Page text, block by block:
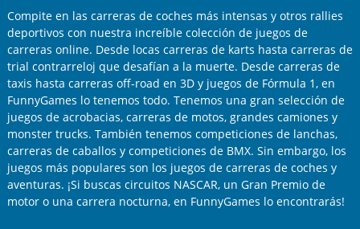
Compite en las carreras de coches más intensas y otros rallies
deportivos con nuestra increíble colección de juegos de
carreras online. Desde locas carreras de karts hasta carreras de
trial contrarreloj que desafían a la muerte. Desde carreras de
taxis hasta carreras off-road en 3D y juegos de Fórmula 1, en
FunnyGames lo tenemos todo. Tenemos una gran selección de
juegos de acrobacias, carreras de motos, grandes camiones y
monster trucks. También tenemos competiciones de lanchas,
carreras de caballos y competiciones de BMX. Sin embargo, los
juegos más populares son los juegos de carreras de coches y
aventuras. ¡Si buscas circuitos NASCAR, un Gran Premio de
motor o una carrera nocturna, en FunnyGames lo encontrarás!